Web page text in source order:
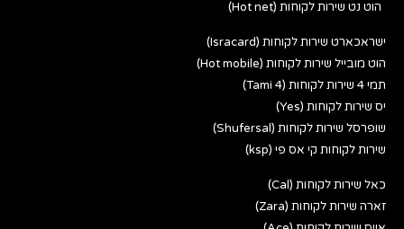
הוט נט שירות לקוחות (Hot net)
ישראכארט שירות לקוחות (Isracard)
הוט מובייל שירות לקוחות (Hot mobile)
תמי 4 שירות לקוחות (Tami 4)
יס שירות לקוחות (Yes)
שופרסל שירות לקוחות (Shufersal)
שירות לקוחות קי אס פי (ksp)
כאל שירות לקוחות (Cal)
זארה שירות לקוחות (Zara)